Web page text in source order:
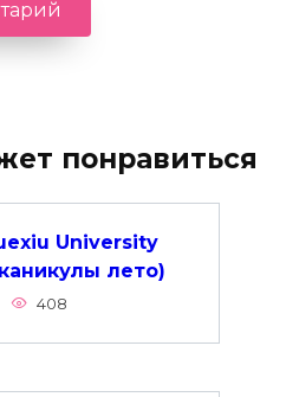
понравиться
University
лето)
408